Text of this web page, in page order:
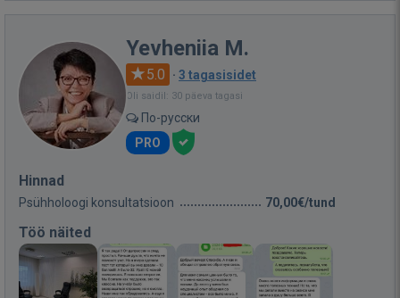
Yevheniia M.
5.0 · 3 tagasisidet
Oli saidil: 30 päeva tagasi
По-русски
PRO
Hinnad
Psühholoogi konsultatsioon 70,00€/tund
Töö näited